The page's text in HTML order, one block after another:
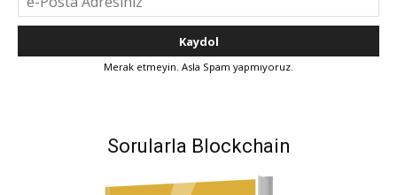
Merak etmeyin. Asla Spam yapmıyoruz.
Sorularla Blockchain